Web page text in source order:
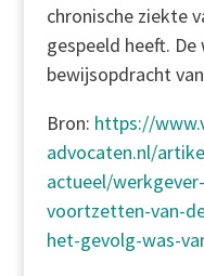
chronische ziekte
gespeeld heeft.
bewijsopdracht
Bron: https://
advocaten.nl/
actueel/
voortzetten-van-
het-gevolg-was-